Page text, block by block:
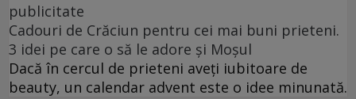
publicitate
Cadouri de Crăciun pentru cei mai buni prieteni.
3 idei pe care o să le adore și Moșul
Dacă în cercul de prieteni aveți iubitoare de
beauty, un calendar advent este o idee minunată.